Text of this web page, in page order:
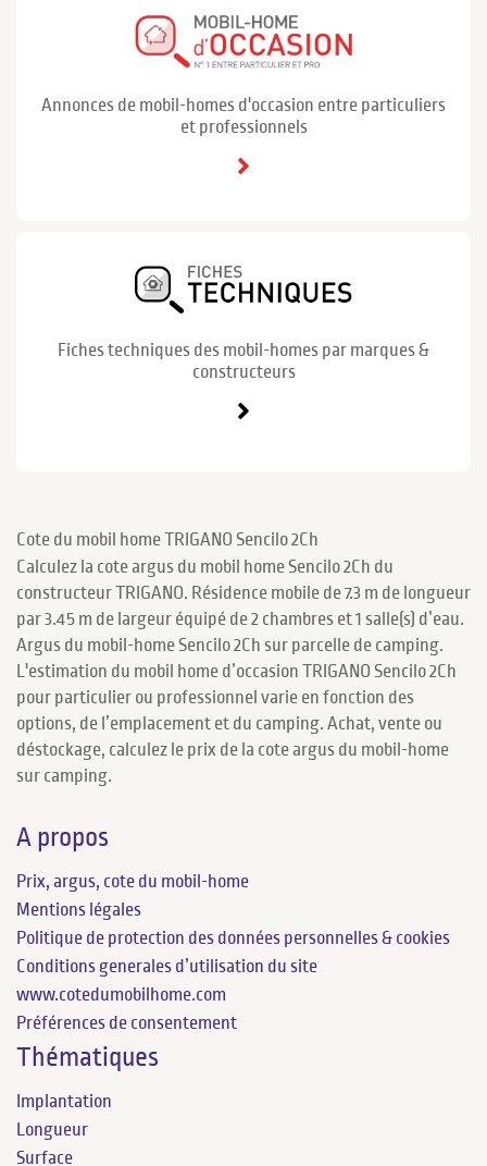
Annonces de mobil-homes d'occasion entre particuliers
et professionnels
Fiches techniques des mobil-homes par marques &
constructeurs
Cote du mobil home TRIGANO Sencilo 2Ch
Calculez la cote argus du mobil home Sencilo 2Ch du
constructeur TRIGANO. Résidence mobile de 7.3 m de longueur
par 3.45 m de largeur équipé de 2 chambres et 1 salle(s) d’eau.
Argus du mobil-home Sencilo 2Ch sur parcelle de camping.
L'estimation du mobil home d’occasion TRIGANO Sencilo 2Ch
pour particulier ou professionnel varie en fonction des
options, de l’emplacement et du camping. Achat, vente ou
déstockage, calculez le prix de la cote argus du mobil-home
sur camping.
A propos
Prix, argus, cote du mobil-home
Mentions légales
Politique de protection des données personnelles & cookies
Conditions generales d’utilisation du site
www.cotedumobilhome.com
Préférences de consentement
Thématiques
Implantation
Longueur
Surface